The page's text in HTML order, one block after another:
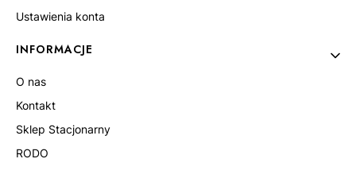
Ustawienia konta
INFORMACJE
O nas
Kontakt
Sklep Stacjonarny
RODO